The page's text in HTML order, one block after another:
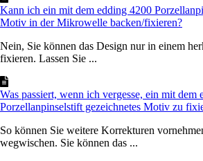
Kann ich ein mit dem edding 4200
Motiv in der Mikrowelle backen/fixieren?
Nein, Sie können das Design nur in einem
fixieren. Lassen Sie ...
Was passiert, wenn ich vergesse, ein mit dem
Porzellanpinselstift gezeichnetes Motiv zu
So können Sie weitere Korrekturen
wegwischen. Sie können das ...